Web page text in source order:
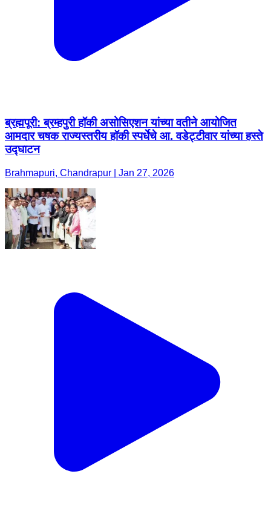
ब्रह्मपूरी: ब्रम्हपुरी हॉकी असोसिएशन यांच्या वतीने आयोजित
आमदार चषक राज्यस्तरीय हॉकी स्पर्धेचे आ. वडेट्टीवार यांच्या हस्ते
उद्घाटन
Brahmapuri, Chandrapur | Jan 27, 2026